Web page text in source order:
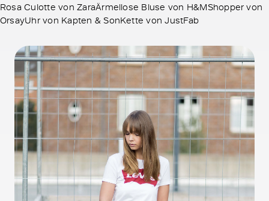
Rosa Culotte von ZaraÄrmellose Bluse von H&MShopper von
OrsayUhr von Kapten & SonKette von JustFab